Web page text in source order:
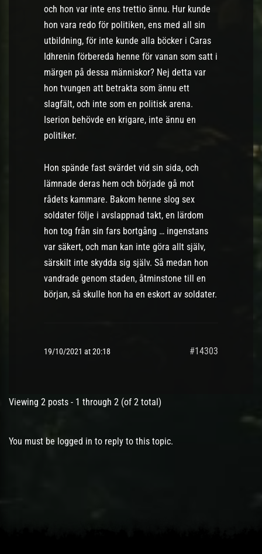
och hon var inte ens trettio ännu. Hur kunde
hon vara redo för politiken, ens med all sin
utbildning, för inte kunde alla böcker i Caras
Idhrenin förbereda henne för vanan som satt i
märgen på dessa människor? Nej detta var
hon tvungen att betrakta som ännu ett
slagfält, och inte som en politisk arena.
Iserion behövde en krigare, inte ännu en
politiker.
Hon spände fast svärdet vid sin sida, och
lämnade deras hem och började gå mot
rådets kammare. Bakom henne slog sex
soldater följe i avslappnad takt, en lärdom
hon tog från sin fars bortgång … ingenstans
var säkert, och man kan inte göra allt själv,
särskilt inte skydda sig själv. Så medan hon
vandrade genom staden, åtminstone till en
början, så skulle hon ha en eskort av soldater.
19/10/2021 at 20:18 #14303
Viewing 2 posts - 1 through 2 (of 2 total)
You must be logged in to reply to this topic.